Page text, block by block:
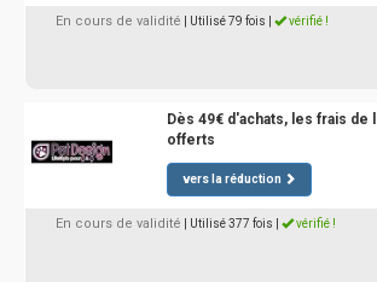
En cours de validité | Utilisé 79 fois vérifié !
Dès 49€ d'achats, les frais de
offerts
vers la réduction
En cours de validité | Utilisé 377 fois vérifié !